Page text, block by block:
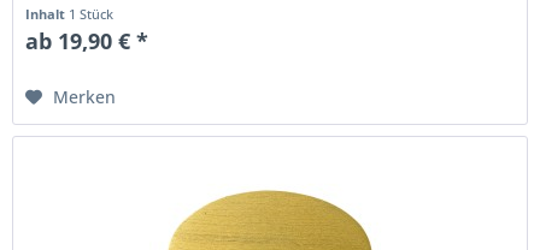
Inhalt 1 Stück
ab 19,90 € *
Merken